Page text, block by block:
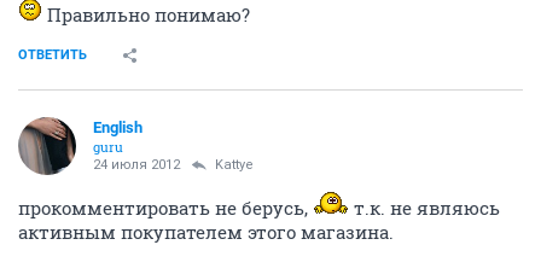
Правильно понимаю?
ОТВЕТИТЬ
English
guru
24 июля 2012 Kattye
прокомментировать не берусь,
т.к. не являюсь
активным покупателем этого магазина.